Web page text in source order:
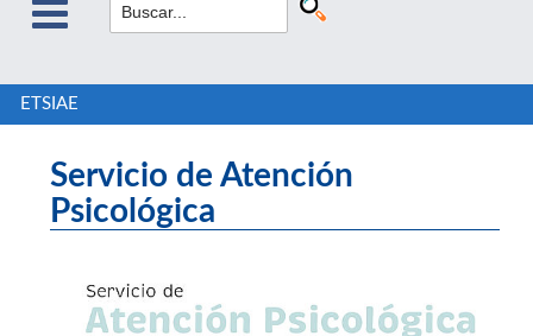
ETSIAE
Servicio de Atención
Psicológica